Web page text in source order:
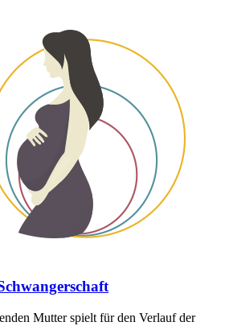
Mutter spielt für den Verlauf der